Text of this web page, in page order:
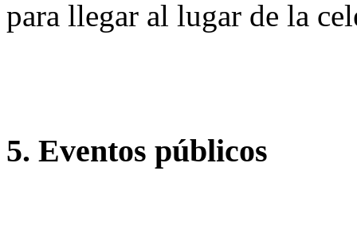
para llegar al lugar de la
5. Eventos públicos